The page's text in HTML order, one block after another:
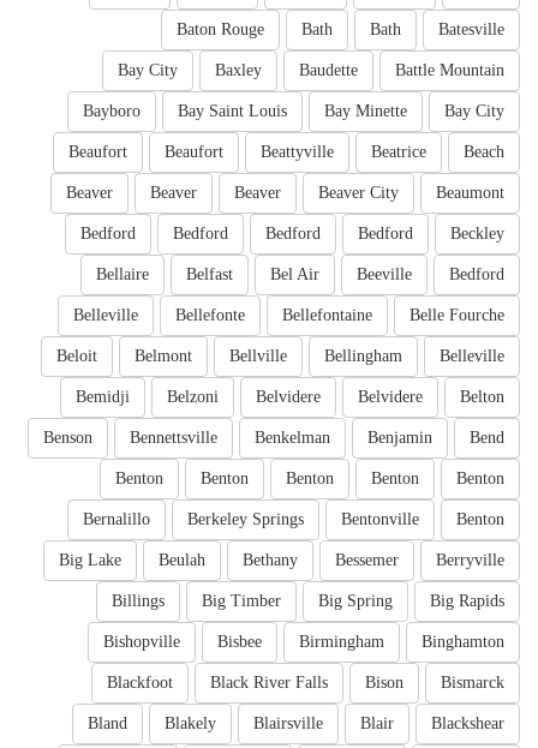
Batesville
Bath
Bath
Baton Rouge
Battle Mountain
Baudette
Baxley
Bay City
Bay City
Bay Minette
Bay Saint Louis
Bayboro
Beach
Beatrice
Beattyville
Beaufort
Beaufort
Beaumont
Beaver City
Beaver
Beaver
Beaver
Beckley
Bedford
Bedford
Bedford
Bedford
Bedford
Beeville
Bel Air
Belfast
Bellaire
Belle Fourche
Bellefontaine
Bellefonte
Belleville
Belleville
Bellingham
Bellville
Belmont
Beloit
Belton
Belvidere
Belvidere
Belzoni
Bemidji
Bend
Benjamin
Benkelman
Bennettsville
Benson
Benton
Benton
Benton
Benton
Benton
Benton
Bentonville
Berkeley Springs
Bernalillo
Berryville
Bessemer
Bethany
Beulah
Big Lake
Big Rapids
Big Spring
Big Timber
Billings
Binghamton
Birmingham
Bisbee
Bishopville
Bismarck
Bison
Black River Falls
Blackfoot
Blackshear
Blair
Blairsville
Blakely
Bland